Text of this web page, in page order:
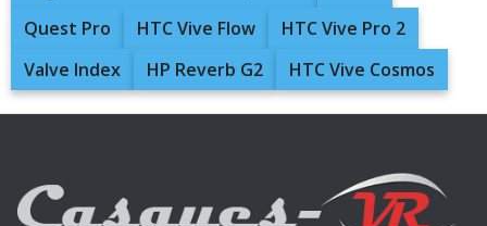
Quest Pro
HTC Vive Flow
HTC Vive Pro 2
Valve Index
HP Reverb G2 HTC Vive Cosmos